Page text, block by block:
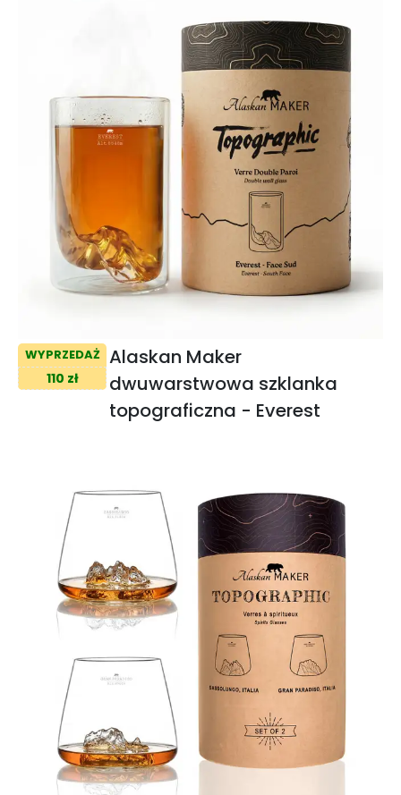
WYPRZEDAŻ
110 zł
Alaskan Maker
dwuwarstwowa szklanka
topograficzna - Everest